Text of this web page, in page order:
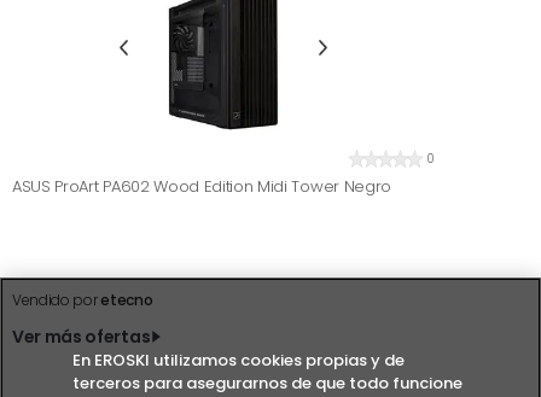
0
ASUS ProArt PA602 Wood Edition Midi Tower Negro
Vendido poretecno
Ver más ofertas
En EROSKI utilizamos cookies propias y de
terceros para asegurarnos de que todo funcione